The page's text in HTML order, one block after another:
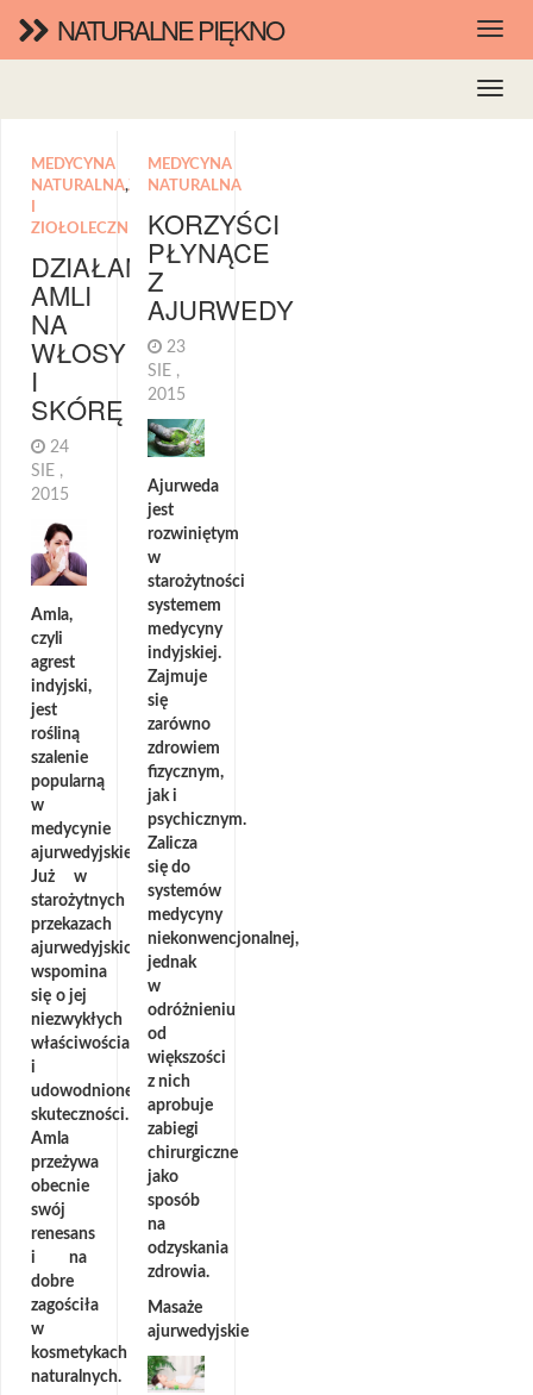
NATURALNE PIĘKNO
MEDYCYNA
NATURALNA,ZIOŁA
ZIOŁOLECZNICTWO
DZIAŁANIE
AMLI
NA
WŁOSY
I
SKÓRĘ
24
SIE ,
2015
Amla,
czyli
agrest
indyjski,
jest
rośliną
szalenie
popularną
w
medycynie
ajurwedyjskiej.
Już w
starożytnych
przekazach
ajurwedyjskich
wspomina
się o jej
niezwykłych
właściwościach
i
udowodnionej
skuteczności.
Amla
przeżywa
obecnie
swój
renesans
i na
dobre
zagościła
w
kosmetykach
naturalnych.
MEDYCYNA
NATURALNA
KORZYŚCI
PŁYNĄCE
Z
AJURWEDY
23
SIE ,
2015
Ajurweda
jest
rozwiniętym
w
starożytności
systemem
medycyny
indyjskiej.
Zajmuje
się
zarówno
zdrowiem
fizycznym,
jak i
psychicznym.
Zalicza
się do
systemów
medycyny
niekonwencjonalnej,
jednak
w
odróżnieniu
od
większości
z nich
aprobuje
zabiegi
chirurgiczne
jako
sposób
na
odzyskania
zdrowia.
Masaże
ajurwedyjskie